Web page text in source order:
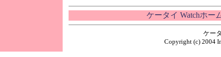
ケータイ Watchホー
ケー
Copyright (c) 2004